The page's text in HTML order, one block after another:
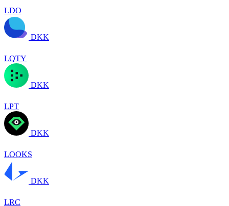
LDO
DKK
LQTY
DKK
LPT
DKK
LOOKS
DKK
LRC